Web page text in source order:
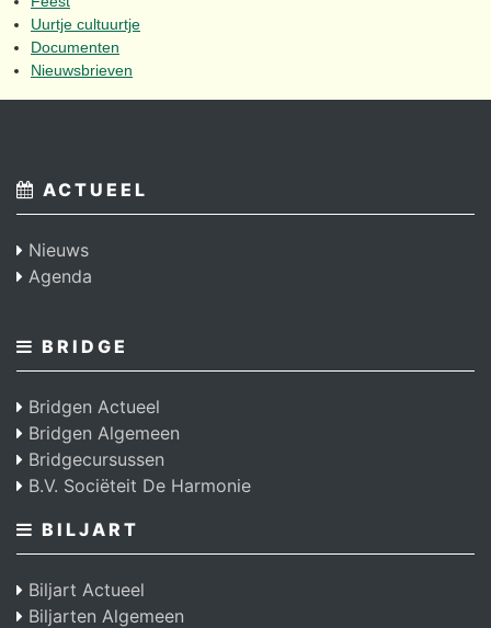
Uurtje cultuurtje
Documenten
Nieuwsbrieven
ACTUEEL
Nieuws
Agenda
BRIDGE
Bridgen Actueel
Bridgen Algemeen
Bridgecursussen
B.V. Sociëteit De Harmonie
BILJART
Biljart Actueel
Biljarten Algemeen